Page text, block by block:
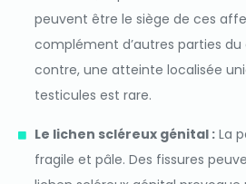
peuvent être le siège de ces
complément d’autres parties du
contre, une atteinte localisée
testicules est rare.
Le lichen scléreux génital :La
fragile et pâle. Des fissures